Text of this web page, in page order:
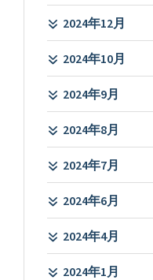
2024年12月
2024年10月
2024年9月
2024年8月
2024年7月
2024年6月
2024年4月
2024年1月